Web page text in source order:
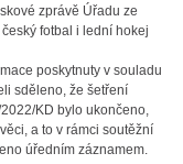
zprávě Úřadu ze
fotbal i lední hokej
poskytnuty v souladu
sděleno, že šetření
KD bylo ukončeno,
a to v rámci soutěžní
úředním záznamem.